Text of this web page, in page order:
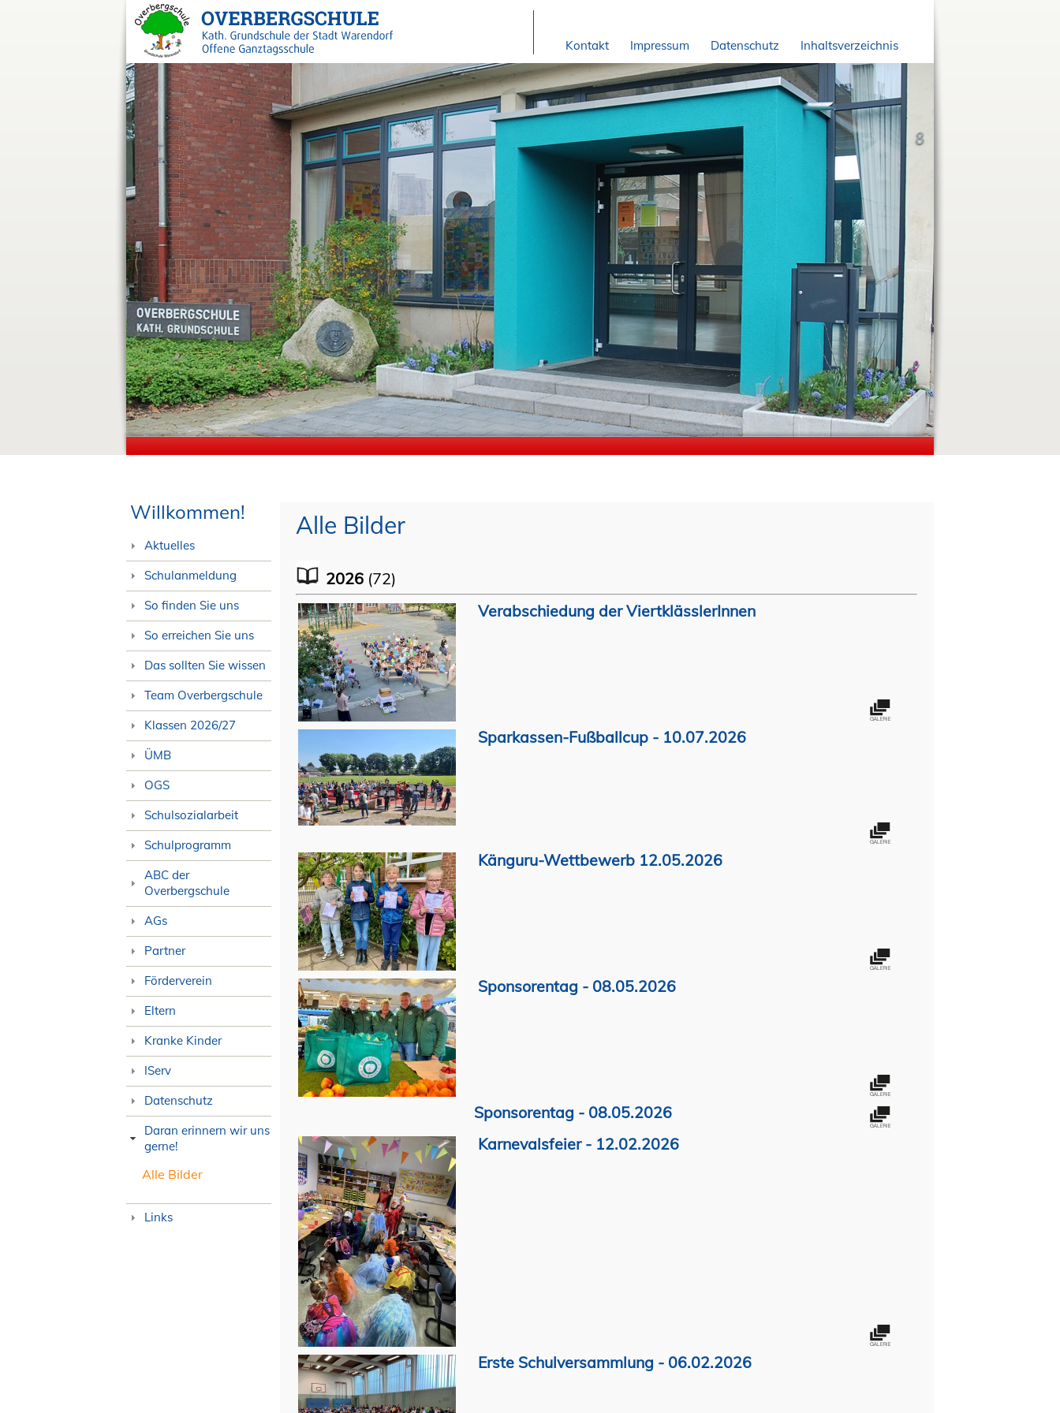
Kontakt Impressum Datenschutz Inhaltsverzeichnis
Willkommen!
Aktuelles
Schulanmeldung
So finden Sie uns
So erreichen Sie uns
Das sollten Sie wissen
Team Overbergschule
Klassen 2026/27
ÜMB
OGS
Schulsozialarbeit
Schulprogramm
ABC der
Overbergschule
AGs
Partner
Förderverein
Eltern
Kranke Kinder
IServ
Datenschutz
Daran erinnern wir uns
gerne!
Alle Bilder
Links
Alle Bilder
2026 (72)
Verabschiedung der ViertklässlerInnen
Sparkassen-Fußballcup - 10.07.2026
Känguru-Wettbewerb 12.05.2026
Sponsorentag - 08.05.2026
Sponsorentag - 08.05.2026
Karnevalsfeier - 12.02.2026
Erste Schulversammlung - 06.02.2026